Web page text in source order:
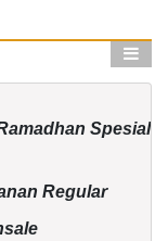
Spesial
Regular